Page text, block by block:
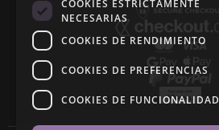
COOKIES ESTRICTAMENTE
NECESARIAS
COOKIES DE RENDIMIENTO
COOKIES DE PREFERENCIAS
COOKIES DE FUNCIONALIDAD